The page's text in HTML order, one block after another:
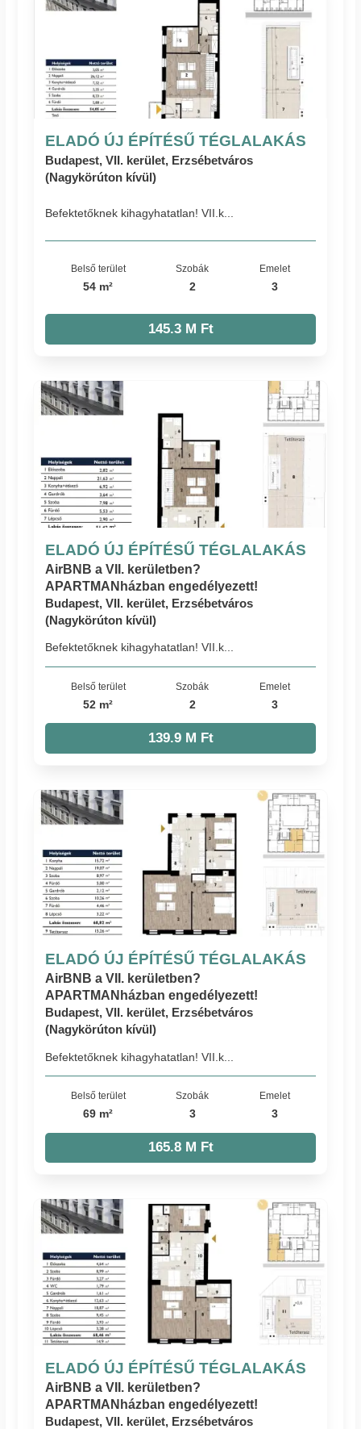
ELADÓ ÚJ ÉPÍTÉSŰ TÉGLALAKÁS
Budapest, VII. kerület, Erzsébetváros
(Nagykörúton kívül)
Befektetőknek kihagyhatatlan! VII.k...
Belső terület
54 m²
Szobák
2
Emelet
3
145.3 M Ft
ELADÓ ÚJ ÉPÍTÉSŰ TÉGLALAKÁS
AirBNB a VII. kerületben?
APARTMANházban engedélyezett!
Budapest, VII. kerület, Erzsébetváros
(Nagykörúton kívül)
Befektetőknek kihagyhatatlan! VII.k...
Belső terület
52 m²
Szobák
2
Emelet
3
139.9 M Ft
ELADÓ ÚJ ÉPÍTÉSŰ TÉGLALAKÁS
AirBNB a VII. kerületben?
APARTMANházban engedélyezett!
Budapest, VII. kerület, Erzsébetváros
(Nagykörúton kívül)
Befektetőknek kihagyhatatlan! VII.k...
Belső terület
69 m²
Szobák
3
Emelet
3
165.8 M Ft
ELADÓ ÚJ ÉPÍTÉSŰ TÉGLALAKÁS
AirBNB a VII. kerületben?
APARTMANházban engedélyezett!
Budapest, VII. kerület, Erzsébetváros